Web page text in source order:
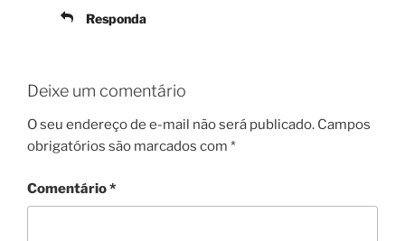
Responda
Deixe um comentário
O seu endereço de e-mail não será publicado. Campos
obrigatórios são marcados com *
Comentário*